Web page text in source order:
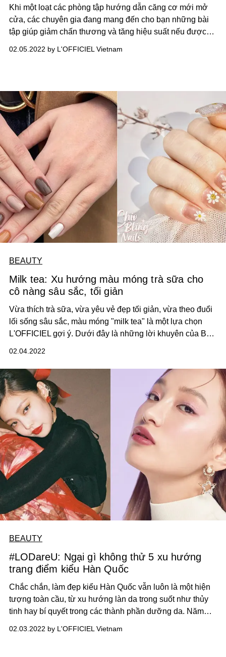
Khi một loạt các phòng tập hướng dẫn căng cơ mới mở
cửa, các chuyên gia đang mang đến cho bạn những bài
tập giúp giảm chấn thương và tăng hiệu suất nếu được
02.05.2022 by L'OFFICIEL Vietnam
BEAUTY
Milk tea: Xu hướng màu móng trà sữa cho
cô nàng sâu sắc, tối giản
Vừa thích trà sữa, vừa yêu vẻ đẹp tối giản, vừa theo đuổi
lối sống sâu sắc, màu móng "milk tea" là một lựa chọn
L'OFFICIEL gợi ý. Dưới đây là những lời khuyên của BTV
02.04.2022
BEAUTY
#LODareU: Ngại gì không thử 5 xu hướng
trang điểm kiểu Hàn Quốc
Chắc chắn, làm đẹp kiểu Hàn Quốc vẫn luôn là một hiện
tượng toàn cầu, từ xu hướng làn da trong suốt như thủy
tinh hay bí quyết trong các thành phần dưỡng da. Năm
sóng làm đẹp kiểu Hàn?
02.03.2022 by L'OFFICIEL Vietnam